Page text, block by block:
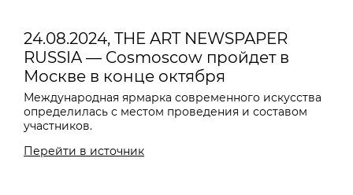
24.08.2024, THE ART NEWSPAPER
RUSSIA — Cosmoscow пройдет в
Москве в конце октября
Международная ярмарка современного искусства
определилась с местом проведения и составом
участников.
Перейти в источник